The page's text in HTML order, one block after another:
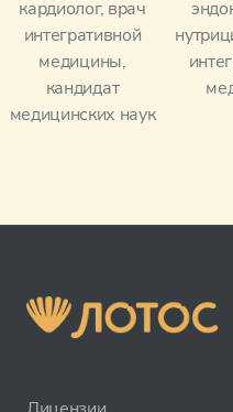
кардиолог, врач
интегративной
медицины,
кандидат
медицинских наук